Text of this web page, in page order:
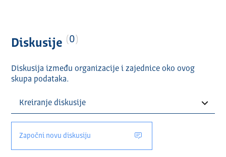
Diskusije 0
Diskusija između organizacije i zajednice oko ovog
skupa podataka.
Započni novu diskusiju